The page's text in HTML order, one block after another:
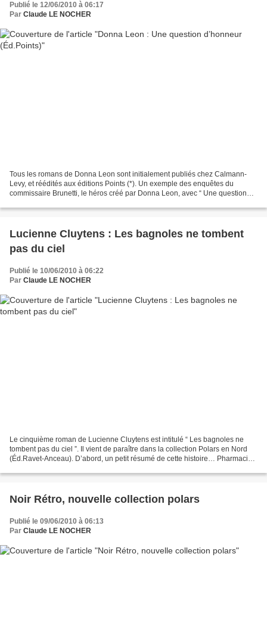
Publié le 12/06/2010 à 06:17
Par Claude LE NOCHER
Tous les romans de Donna Leon sont initialement publiés chez Calmann-
Levy, et réédités aux éditions Points (*). Un exemple des enquêtes du
commissaire Brunetti, le héros créé par Donna Leon, avec “ Une question
Lucienne Cluytens : Les bagnoles ne tombent
pas du ciel
Publié le 10/06/2010 à 06:22
Par Claude LE NOCHER
Le cinquième roman de Lucienne Cluytens est intitulé “ Les bagnoles ne
tombent pas du ciel ”. Il vient de paraître dans la collection Polars en Nord
(Éd.Ravet-Anceau). D’abord, un petit résumé de cette histoire… Pharmacien
Noir Rétro, nouvelle collection polars
Publié le 09/06/2010 à 06:13
Par Claude LE NOCHER